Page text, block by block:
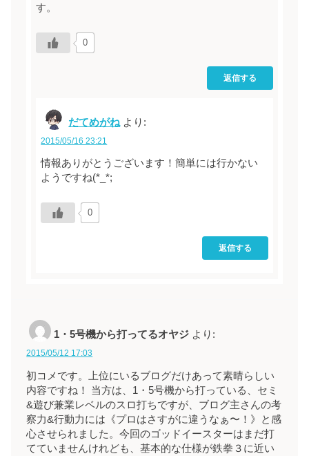
す。
0
返信する
だてめがね より:
2015/05/16 23:21
情報ありがとうございます！簡単には行かない
ようですね(*_*;
0
返信する
1・5号機から打ってるオヤジ より:
2015/05/12 17:03
初コメです。上位にいるブログだけあって素晴らしい
内容ですね！ 当方は、1・5号機から打っている、セミ
&遊び兼業レベルのスロ打ちですが、ブログ主さんの考
察力&行動力には《プロはさすがに違うなぁ〜！》と感
心させられました。今回のゴッドイースターはまだ打
てていませんけれども、基本的な仕様が鉄拳３に近い